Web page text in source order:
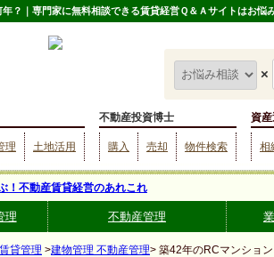
？｜専門家に無料相談できる賃貸経営Ｑ＆Ａサイトはお悩
×
理 土地活用
不動産投資博士
購入 売却 物件検索
資産
相
！不動産賃貸経営のあれこれ
理 不動産管理
賃貸管理 >建物管理 不動産管理> 築42年のRCマンショ